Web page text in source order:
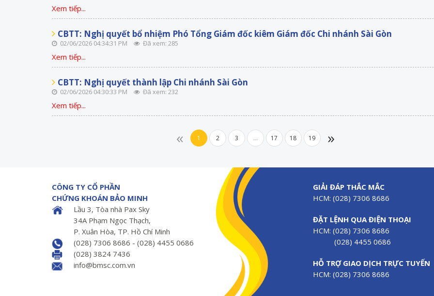
Xem tiếp...
CBTT: Nghị quyết bổ nhiệm Phó Tổng Giám đốc kiêm Giám đốc Chi nhánh Sài Gòn
02/06/2026 04:34:31 PM Đã xem: 285
Xem tiếp...
CBTT: Nghị quyết thành lập Chi nhánh Sài Gòn
02/06/2026 04:30:33 PM Đã xem: 232
Xem tiếp...
« 1 2 3 ... 17 18 19 »
CÔNG TY CỔ PHẦN
CHỨNG KHOÁN BẢO MINH
Lầu 3, Tòa nhà Pax Sky
34A Phạm Ngọc Thạch,
P. Xuân Hòa, TP. Hồ Chí Minh
(028) 7306 8686 - (028) 4455 0686
(028) 3824 7436
info@bmsc.com.vn
GIẢI ĐÁP THẮC MẮC
HCM: (028) 7306 8686
ĐẶT LỆNH QUA ĐIỆN THOẠI
HCM: (028) 7306 8686
(028) 4455 0686
HỖ TRỢ GIAO DỊCH TRỰC TUYẾN
HCM: (028) 7306 8686